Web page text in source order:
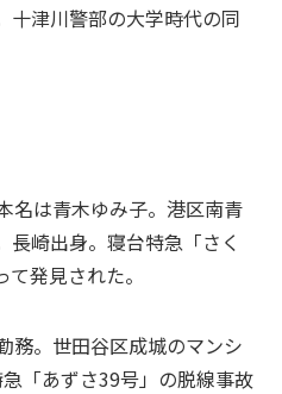
十津川警部の大学時代の同
名は青木ゆみ子。港区南青
長崎出身。寝台特急「さく
発見された。
務。世田谷区成城のマンシ
「あずさ39号」の脱線事故